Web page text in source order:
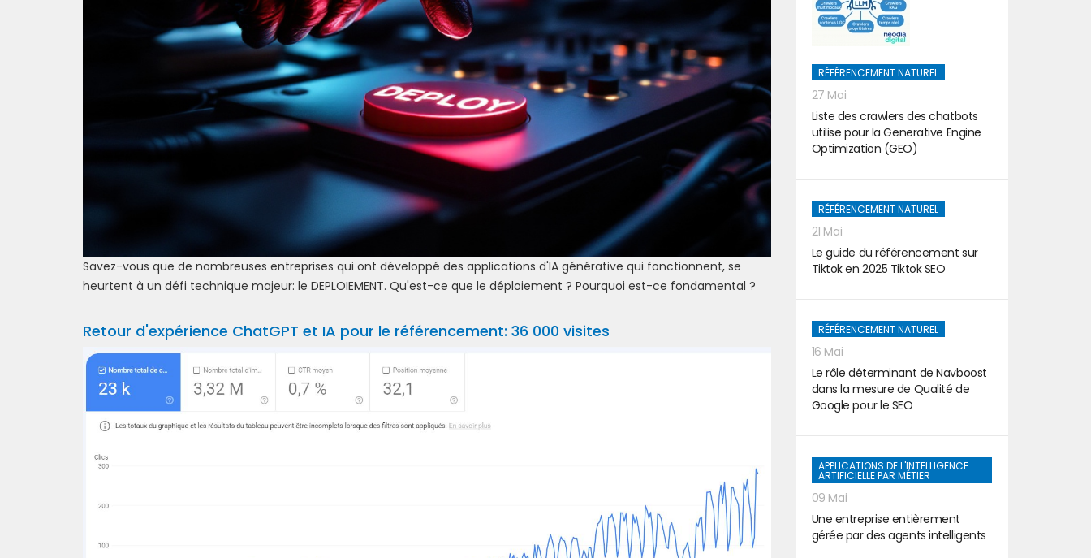
Savez-vous que de nombreuses entreprises qui ont développé des applications d'IA générative qui fonctionnent, se
heurtent à un défi technique majeur: le DEPLOIEMENT. Qu'est-ce que le déploiement ? Pourquoi est-ce fondamental ?
Retour d'expérience ChatGPT et IA pour le référencement: 36 000 visites
RÉFÉRENCEMENT NATUREL
27 Mai
Liste des crawlers des chatbots
utilise pour la Generative Engine
Optimization (GEO)
RÉFÉRENCEMENT NATUREL
21 Mai
Le guide du référencement sur
Tiktok en 2025 Tiktok SEO
RÉFÉRENCEMENT NATUREL
16 Mai
Le rôle déterminant de Navboost
dans la mesure de Qualité de
Google pour le SEO
APPLICATIONS DE L'INTELLIGENCE
ARTIFICIELLE PAR MÉTIER
09 Mai
Une entreprise entièrement
gérée par des agents intelligents